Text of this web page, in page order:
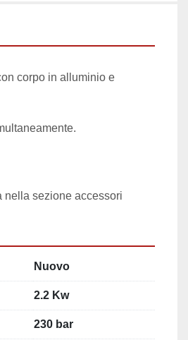
corpo in alluminio e
sezione accessori
Nuovo
2.2 Kw
230 bar